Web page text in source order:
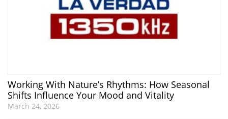
Working With Nature’s Rhythms: How Seasonal
Shifts Influence Your Mood and Vitality
March 24, 2026